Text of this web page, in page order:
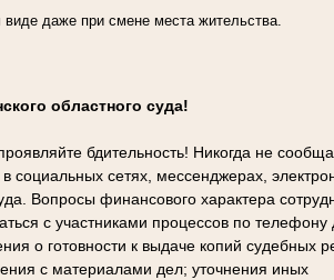
даже при смене места жительства.
областного суда!
бдительность! Никогда не
социальных сетях, мессенджерах,
Вопросы финансового характера
с участниками процессов по телефону
о готовности к выдаче копий судебных
с материалами дел; уточнения иных